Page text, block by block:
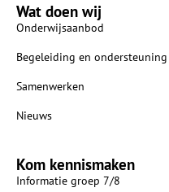
Wat doen wij
Onderwijsaanbod
Begeleiding en ondersteuning
Samenwerken
Nieuws
Kom kennismaken
Informatie groep 7/8